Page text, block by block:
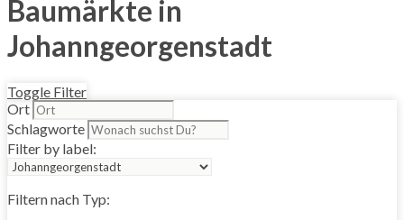
Baumärkte in
Johanngeorgenstadt
Toggle Filter
Ort
Schlagworte
Filter by label:
Filtern nach Typ: